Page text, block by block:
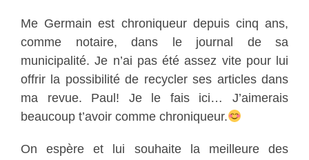
Me Germain est chroniqueur depuis cinq ans,
comme notaire, dans le journal de sa
municipalité. Je n’ai pas été assez vite pour lui
offrir la possibilité de recycler ses articles dans
ma revue. Paul! Je le fais ici… J’aimerais
beaucoup t’avoir comme chroniqueur.
On espère et lui souhaite la meilleure des